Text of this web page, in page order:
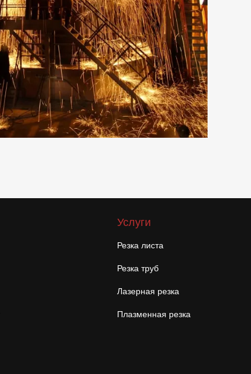
Услуги
Резка листа
Резка труб
Лазерная резка
Плазменная резка